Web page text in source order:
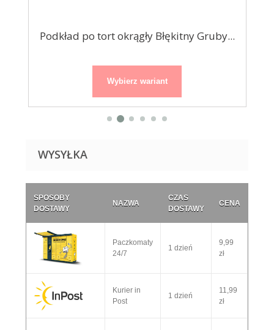
Podkład po tort okrągły Błękitny Gruby...
Wybierz wariant
WYSYŁKA
SPOSOBY
DOSTAWY
NAZWA
CZAS
DOSTAWY
CENA
Paczkomaty
24/7
1 dzień
9,99
zł
Kurier in
Post
1 dzień
11,99
zł